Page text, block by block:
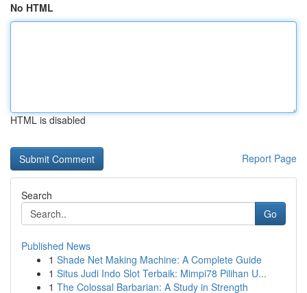
No HTML
HTML is disabled
Report Page
Search
Go
Published News
1 Shade Net Making Machine: A Complete Guide
1 Situs Judi Indo Slot Terbaik: Mimpi78 Pilihan U...
1 The Colossal Barbarian: A Study in Strength